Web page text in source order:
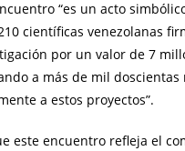
“es un acto
científicas venezolanas
por un valor de 7
a más de mil doscientas
a estos proyectos”.
este encuentro refleja el